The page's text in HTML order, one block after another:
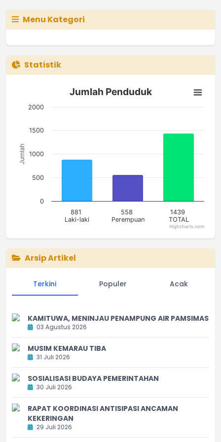
Menu Kategori
Statistik
Jumlah Penduduk
Bar chart with 3 bars.
The chart has 1 X axis displaying categories.
Jumlah
Jumlah Penduduk
881
Laki-laki
558
Perempuan
1439
TOTAL
0
500
1000
1500
2000
Highcharts.com
Arsip Artikel
Terkini Populer Acak
KAMITUWA, MENINJAU PENAMPUNG AIR PAMSIMAS
03 Agustus 2026
MUSIM KEMARAU TIBA
31 Juli 2026
SOSIALISASI BUDAYA PEMERINTAHAN
30 Juli 2026
RAPAT KOORDINASI ANTISIPASI ANCAMAN
KEKERINGAN
29 Juli 2026